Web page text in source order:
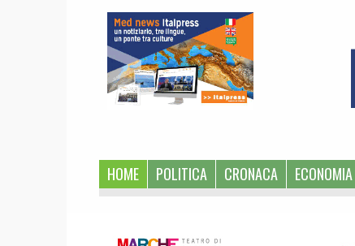
HOME POLITICA CRONACA ECONOMIA